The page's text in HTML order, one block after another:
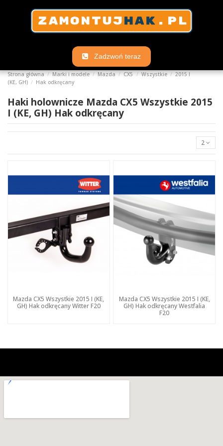
Zadzwoń teraz
Strona główna Marki i modele Mazda CX5 Wszystkie
2015 I
(KE, GH)
Hak odkręcany
Haki holownicze Mazda CX5 Wszystkie 2015
I (KE, GH) Hak odkręcany
2
Mazda CX5 Wszystkie 2015 I (KE,
GH) Hak odkręcany Witter F20
Mazda CX5 Wszystkie 2015 I (KE,
GH) Hak odkręcany Westfalia
F20